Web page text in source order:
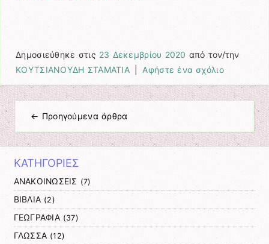
Δημοσιεύθηκε στις 23 Δεκεμβρίου 2020 από τον/την
ΚΟΥΤΣΙΑΝΟΥΔΗ ΣΤΑΜΑΤΙΑ
Αφήστε ένα σχόλιο
Πλοήγηση άρθρων
← Προηγούμενα άρθρα
ΚΑΤΗΓΟΡΙΕΣ
ΑΝΑΚΟΙΝΩΣΕΙΣ (7)
ΒΙΒΛΙΑ (2)
ΓΕΩΓΡΑΦΙΑ(37)
ΓΛΩΣΣΑ (12)